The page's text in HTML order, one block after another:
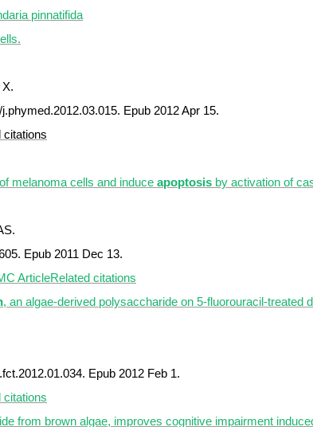
pinnatifida
Epub 2012 Apr 15.
citations
melanoma cells and induce apoptosis by activation of
Epub 2011 Dec 13.
ArticleRelated citations
, an algae-derived polysaccharide on 5-fluorouracil-treated
Epub 2012 Feb 1.
citations
from brown algae, improves cognitive impairment